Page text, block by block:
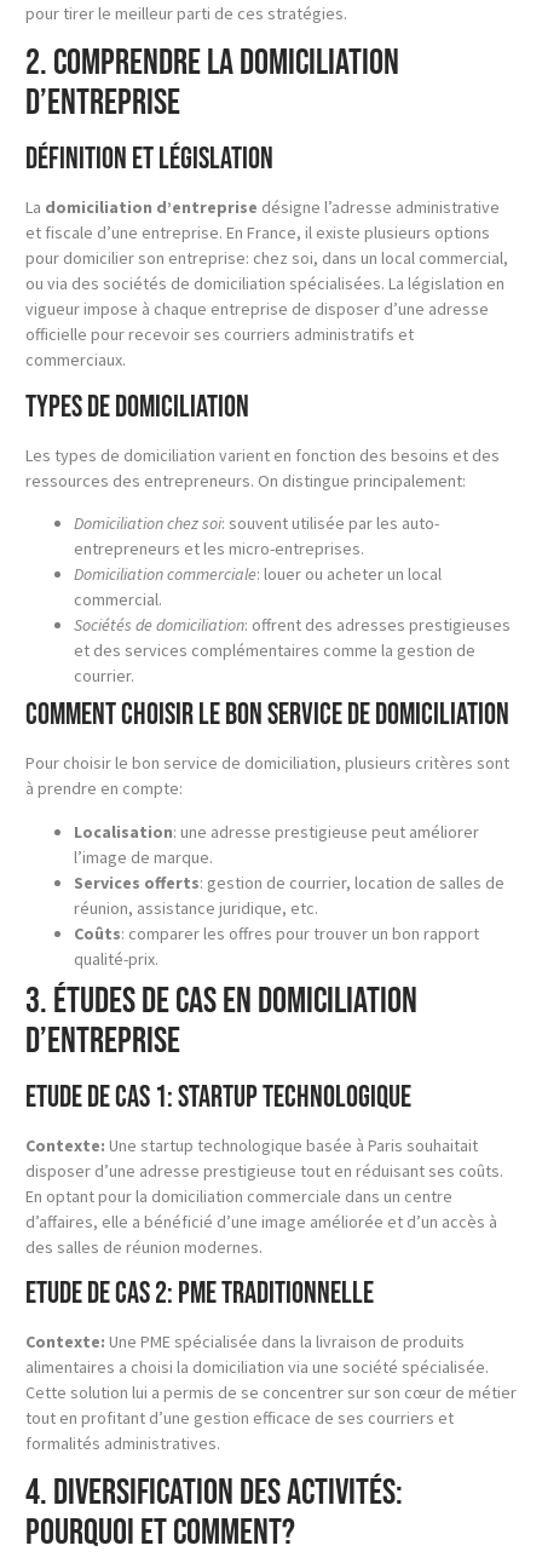
pour tirer le meilleur parti de ces stratégies.
2. Comprendre la Domiciliation
d’Entreprise
Définition et législation
La domiciliation d’entreprise désigne l’adresse administrative
et fiscale d’une entreprise. En France, il existe plusieurs options
pour domicilier son entreprise: chez soi, dans un local commercial,
ou via des sociétés de domiciliation spécialisées. La législation en
vigueur impose à chaque entreprise de disposer d’une adresse
officielle pour recevoir ses courriers administratifs et
commerciaux.
Types de domiciliation
Les types de domiciliation varient en fonction des besoins et des
ressources des entrepreneurs. On distingue principalement:
Domiciliation chez soi: souvent utilisée par les auto-
entrepreneurs et les micro-entreprises.
Domiciliation commerciale: louer ou acheter un local
commercial.
Sociétés de domiciliation: offrent des adresses prestigieuses
et des services complémentaires comme la gestion de
courrier.
Comment choisir le bon service de domiciliation
Pour choisir le bon service de domiciliation, plusieurs critères sont
à prendre en compte:
Localisation: une adresse prestigieuse peut améliorer
l’image de marque.
Services offerts: gestion de courrier, location de salles de
réunion, assistance juridique, etc.
Coûts: comparer les offres pour trouver un bon rapport
qualité-prix.
3. Études de Cas en Domiciliation
d’Entreprise
Etude de cas 1: Startup technologique
Contexte: Une startup technologique basée à Paris souhaitait
disposer d’une adresse prestigieuse tout en réduisant ses coûts.
En optant pour la domiciliation commerciale dans un centre
d’affaires, elle a bénéficié d’une image améliorée et d’un accès à
des salles de réunion modernes.
Etude de cas 2: PME traditionnelle
Contexte: Une PME spécialisée dans la livraison de produits
alimentaires a choisi la domiciliation via une société spécialisée.
Cette solution lui a permis de se concentrer sur son cœur de métier
tout en profitant d’une gestion efficace de ses courriers et
formalités administratives.
4. Diversification des Activités:
Pourquoi et Comment?